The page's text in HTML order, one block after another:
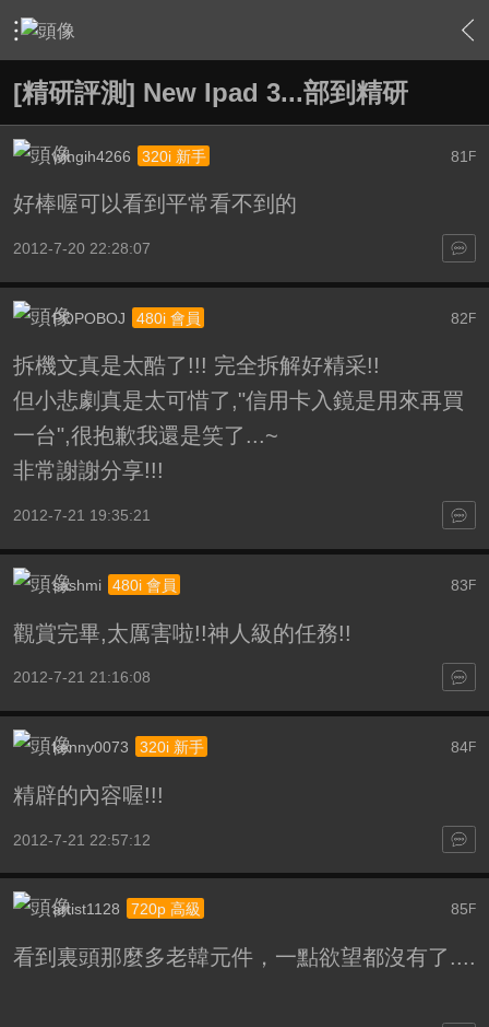
› 站務中心 › 精研評測專區 › 內容
[精研評測] New Ipad 3...部到精研
81 F
wingih4266 320i 新手
好棒喔可以看到平常看不到的
2012-7-20 22:28:07
82F
POPOBOJ 480i 會員
拆機文真是太酷了!!! 完全拆解好精采!!
但小悲劇真是太可惜了,"信用卡入鏡是用來再買
一台",很抱歉我還是笑了...~
非常謝謝分享!!!
2012-7-21 19:35:21
83F
sashmi 480i 會員
觀賞完畢,太厲害啦!!神人級的任務!!
2012-7-21 21:16:08
84F
kenny0073 320i 新手
精辟的內容喔!!!
2012-7-21 22:57:12
85 F
artist1128 720p 高級
看到裏頭那麼多老韓元件，一點欲望都沒有了....